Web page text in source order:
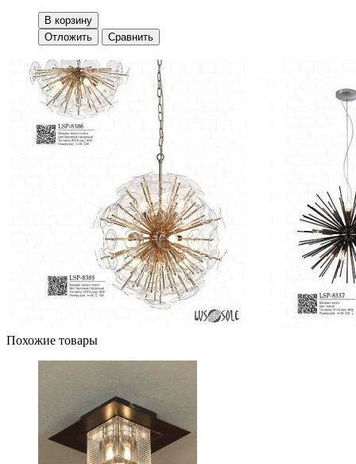
В корзину
Отложить
Сравнить
Похожие товары